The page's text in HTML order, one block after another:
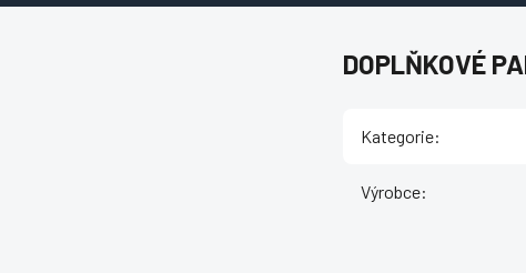
DOPLŇKOVÉ
Kategorie:
Výrobce: